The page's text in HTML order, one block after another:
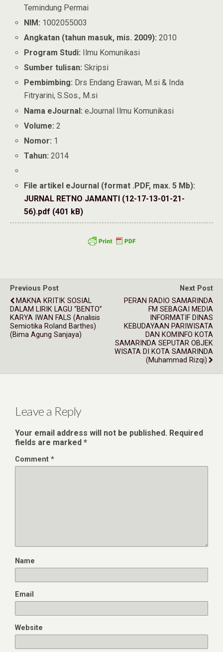
Temindung Permai
NIM: 1002055003
Angkatan (tahun masuk, mis. 2009): 2010
Program Studi: Ilmu Komunikasi
Sumber tulisan: Skripsi
Pembimbing: Drs Endang Erawan, M.si & Inda
Fitryarini, S.Sos., M.si
Nama eJournal: eJournal Ilmu Komunikasi
Volume: 2
Nomor: 1
Tahun: 2014
File artikel eJournal (format .PDF, max. 5 Mb):
JURNAL RETNO JAMANTI (12-17-13-01-21-
56).pdf (401 kB)
Previous Post
MAKNA KRITIK SOSIAL
DALAM LIRIK LAGU “BENTO”
KARYA IWAN FALS (Analisis
Semiotika Roland Barthes)
(Bima Agung Sanjaya)
Next Post
PERAN RADIO SAMARINDA
FM SEBAGAI MEDIA
INFORMATIF DINAS
KEBUDAYAAN PARIWISATA
DAN KOMINFO KOTA
SAMARINDA SEPUTAR OBJEK
WISATA DI KOTA SAMARINDA
(Muhammad Rizqi)
Leave a Reply
Your email address will not be published. Required
fields are marked *
Comment *
Name
Email
Website